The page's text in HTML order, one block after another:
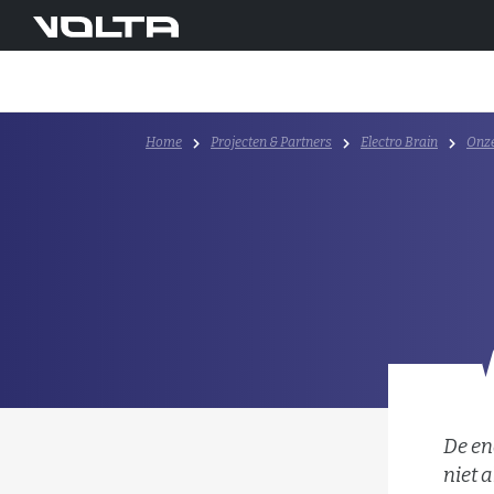
Home Projecten & Partners Electro Brain
De
niet